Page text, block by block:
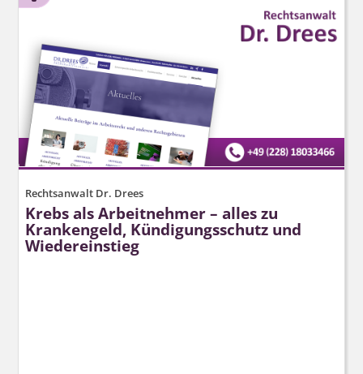
Rechtsanwalt Dr. Drees
Krebs als Arbeitnehmer – alles zu
Krankengeld, Kündigungsschutz und
Wiedereinstieg